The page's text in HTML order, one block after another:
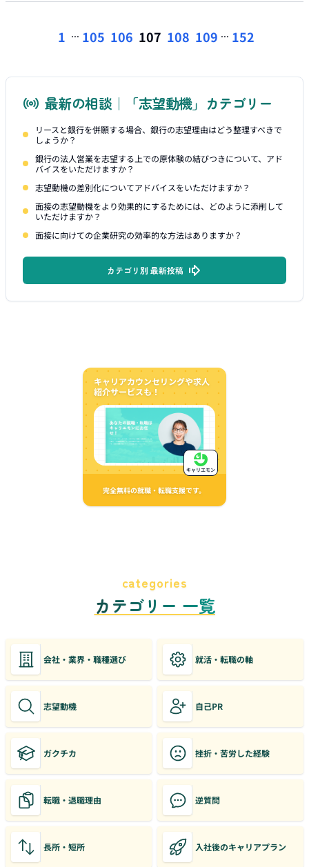
1 ... 105 106 107 108 109 ... 152
最新の相談｜「志望動機」カテゴリー
リースと銀行を併願する場合、銀行の志望理由はどう整理すべきで
しょうか？
銀行の法人営業を志望する上での原体験の結びつきについて、アド
バイスをいただけますか？
志望動機の差別化についてアドバイスをいただけますか？
面接の志望動機をより効果的にするためには、どのように添削して
いただけますか？
面接に向けての企業研究の効率的な方法はありますか？
カテゴリ別 最新投稿
キャリアカウンセリングや求人
紹介サービスも！
完全無料の就職・転職支援です。
キャリエモン
categories
カテゴリー 一覧
会社・業界・職種選び 就活・転職の軸
志望動機 自己PR
ガクチカ 挫折・苦労した経験
転職・退職理由 逆質問
長所・短所 入社後のキャリアプラン